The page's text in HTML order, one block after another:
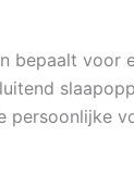
bepaalt
persoonlijke